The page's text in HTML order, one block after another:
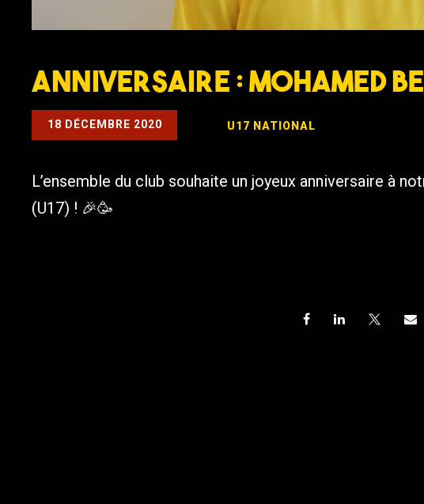
Anniversaire : Mohamed
18 DÉCEMBRE 2020 U17 NATIONAL
L’ensemble du club souhaite un joyeux anniversaire à
(U17) ! 🎉🥳